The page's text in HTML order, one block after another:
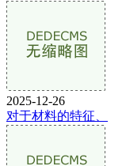
2025-12-26
对于材料的特征、